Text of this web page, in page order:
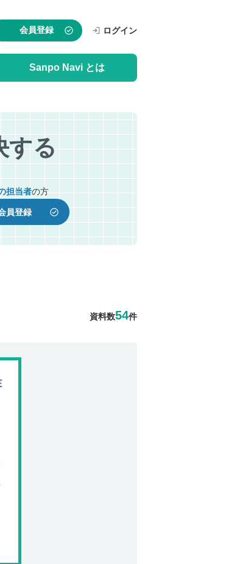
会員登録 ログイン
Sanpo Navi とは
する
担当者の方
員登録
資料数54件